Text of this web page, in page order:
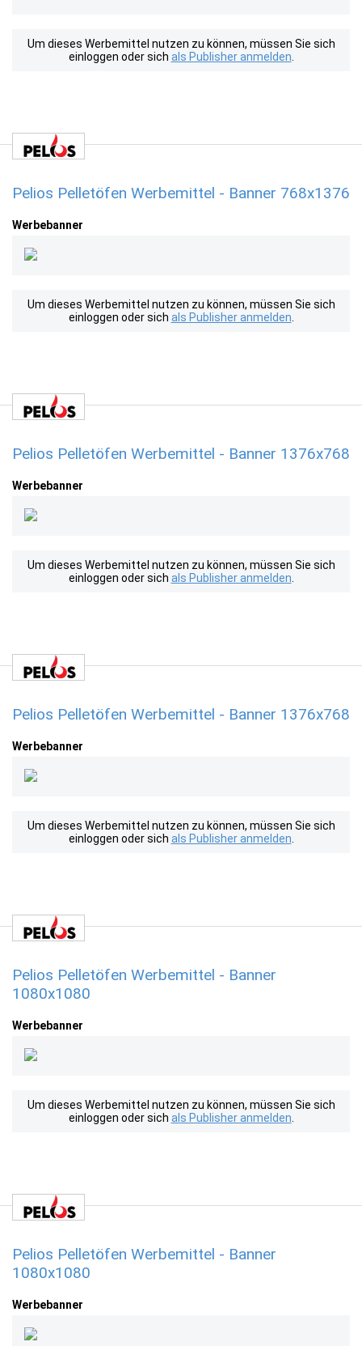
Um dieses Werbemittel nutzen zu können, müssen Sie sich
einloggen oder sich als Publisher anmelden
Pelios Pelletöfen Werbemittel - Banner 768x1376
Werbebanner
Um dieses Werbemittel nutzen zu können, müssen Sie sich
einloggen oder sich als Publisher anmelden
Pelios Pelletöfen Werbemittel - Banner 1376x768
Werbebanner
Um dieses Werbemittel nutzen zu können, müssen Sie sich
einloggen oder sich als Publisher anmelden
Pelios Pelletöfen Werbemittel - Banner 1376x768
Werbebanner
Um dieses Werbemittel nutzen zu können, müssen Sie sich
einloggen oder sich als Publisher anmelden
Pelios Pelletöfen Werbemittel - Banner
1080x1080
Werbebanner
Um dieses Werbemittel nutzen zu können, müssen Sie sich
einloggen oder sich als Publisher anmelden
Pelios Pelletöfen Werbemittel - Banner
1080x1080
Werbebanner